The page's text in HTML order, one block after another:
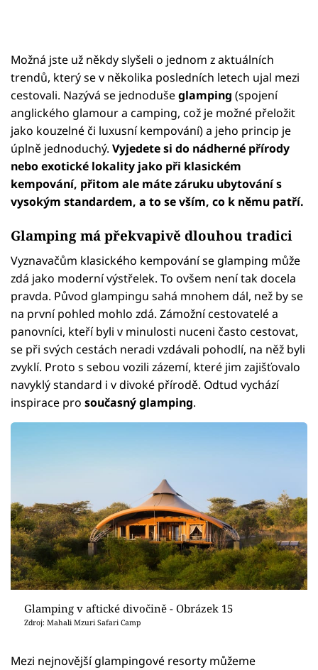
Možná jste už někdy slyšeli o jednom z aktuálních
trendů, který se v několika posledních letech ujal mezi
cestovali. Nazývá se jednodušeglamping (spojení
anglického glamour a camping, což je možné přeložit
jako kouzelné či luxusní kempování) a jeho princip je
úplně jednoduchý. Vyjedete si do nádherné přírody
nebo exotické lokality jako při klasickém
kempování, přitom ale máte záruku ubytování s
vysokým standardem, a to se vším, co k němu patří.
Glamping má překvapivě dlouhou tradici
Vyznavačům klasického kempování se glamping může
zdá jako moderní výstřelek. To ovšem není tak docela
pravda. Původ glampingu sahá mnohem dál, než by se
na první pohled mohlo zdá. Zámožní cestovatelé a
panovníci, kteří byli v minulosti nuceni často cestovat,
se při svých cestách neradi vzdávali pohodlí, na něž byli
zvyklí. Proto s sebou vozili zázemí, které jim zajišťovalo
navyklý standard i v divoké přírodě. Odtud vychází
inspirace pro současný glamping.
Glamping v aftické divočině - Obrázek 15
Zdroj: Mahali Mzuri Safari Camp
Mezi nejnovější glampingové resorty můžeme